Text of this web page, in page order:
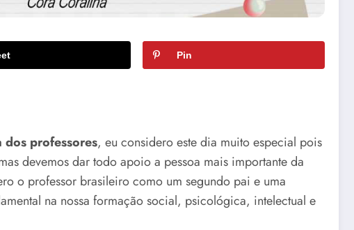
Pin
dos professores, eu considero este dia muito especial pois
devemos dar todo apoio a pessoa mais importante da
o professor brasileiro como um segundo pai e uma
na nossa formação social, psicológica, intelectual e